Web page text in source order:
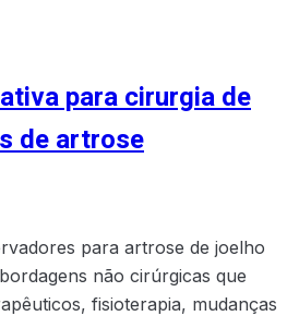
para cirurgia de
de artrose
para artrose de joelho
não cirúrgicas que
fisioterapia, mudanças